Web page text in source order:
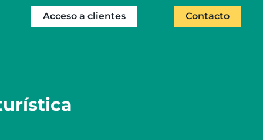
Acceso a clientes Contacto